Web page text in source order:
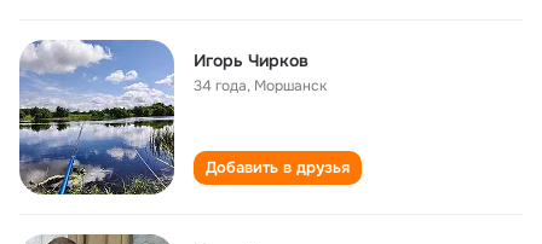
Игорь Чирков
34 года, Моршанск
Добавить в друзья